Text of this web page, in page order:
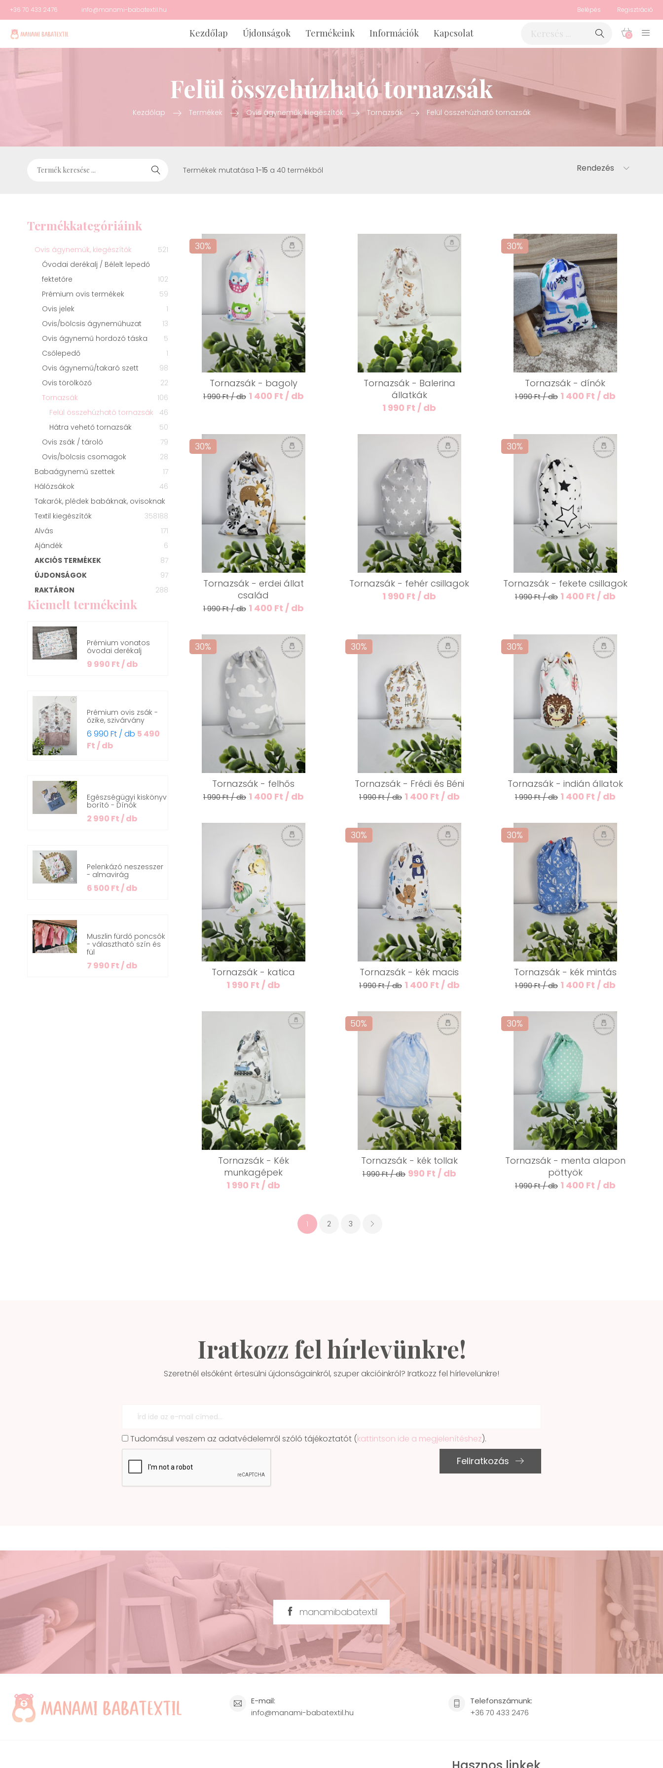
+36 70 433 2476 info@manami-babatextil.hu Belépés Regisztráció
Kezdőlap Újdonságok Termékeink Információk Kapcsolat 0
Felül összehúzható tornazsák
Kezdőlap Termékek Ovis ágyneműk, kiegészítők Tornazsák Felül összehúzható tornazsák
Termékek mutatása 1-15 a 40 termékből Rendezés
Termékkategóriáink
Ovis ágyneműk, kiegészítők
521
Óvodai derékalj / Bélelt lepedő
fektetőre
102
Prémium ovis termékek
59
Ovis jelek
1
Ovis/bölcsis ágyneműhuzat
13
Ovis ágynemű hordozó táska
5
Csőlepedő
1
Ovis ágynemű/takaró szett
98
Ovis törölköző
22
Tornazsák
106
Felül összehúzható tornazsák
46
Hátra vehető tornazsák
50
Ovis zsák / tároló
79
Ovis/bölcsis csomagok
28
Babaágynemű szettek
17
Hálózsákok
46
Takarók, plédek babáknak, ovisoknak
188
Textil kiegészítők
358
Alvás
171
Ajándék
6
AKCIÓS TERMÉKEK
87
ÚJDONSÁGOK
97
RAKTÁRON
288
Kiemelt termékeink
Prémium vonatos
óvodai derékalj
9 990 Ft / db
Prémium ovis zsák -
őzike, szivárvány
6 990 Ft / db 5 490
Ft / db
Egészségügyi kiskönyv
borító - Dínók
2 990 Ft / db
Pelenkázó neszesszer
- almavirág
6 500 Ft / db
Muszlin fürdő poncsók
- választható szín és
fül
7 990 Ft / db
Tornazsák - bagoly
1 990 Ft / db 1 400 Ft / db
30%
Tornazsák - Balerina
állatkák
1 990 Ft / db
Tornazsák - dínók
1 990 Ft / db 1 400 Ft / db
30%
Tornazsák - erdei állat
család
1 990 Ft / db 1 400 Ft / db
30%
Tornazsák - fehér csillagok
1 990 Ft / db
Tornazsák - fekete csillagok
1 990 Ft / db 1 400 Ft / db
30%
Tornazsák - felhős
1 990 Ft / db 1 400 Ft / db
30%
Tornazsák - Frédi és Béni
1 990 Ft / db 1 400 Ft / db
30%
Tornazsák - indián állatok
1 990 Ft / db 1 400 Ft / db
30%
Tornazsák - katica
1 990 Ft / db
Tornazsák - kék macis
1 990 Ft / db 1 400 Ft / db
30%
Tornazsák - kék mintás
1 990 Ft / db 1 400 Ft / db
30%
Tornazsák - Kék
munkagépek
1 990 Ft / db
Tornazsák - kék tollak
1 990 Ft / db 990 Ft / db
50%
Tornazsák - menta alapon
pöttyök
1 990 Ft / db 1 400 Ft / db
30%
1 2 3
Iratkozz fel hírlevünkre!
Szeretnél elsőként értesülni újdonságainkról, szuper akcióinkról? Iratkozz fel hírlevelünkre!
Tudomásul veszem az adatvédelemről szóló tájékoztatót (kattintson ide a megjelenítéshez).
Feliratkozás
manamibabatextil
E-mail:
info@manami-babatextil.hu
Telefonszámunk:
+36 70 433 2476